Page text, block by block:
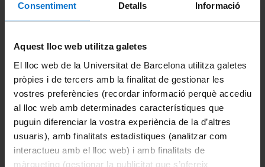
Consentiment Detalls Informació
Aquest lloc web utilitza galetes
El lloc web de la Universitat de Barcelona utilitza galetes
pròpies i de tercers amb la finalitat de gestionar les
vostres preferències (recordar informació perquè accediu
al lloc web amb determinades característiques que
puguin diferenciar la vostra experiència de la d’altres
usuaris), amb finalitats estadístiques (analitzar com
interactueu amb el lloc web) i amb finalitats de
màrqueting (gestionar la publicitat que s’ofereix
1r
El Pensament Romàntic OT
semestre
5
El Problema Teologicopolític
en la Filosofia Moderna
OT
2n
semestre
5
El Subjecte en la Filosofia OB
1r
semestre